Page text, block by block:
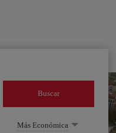
Buscar
Más Económica